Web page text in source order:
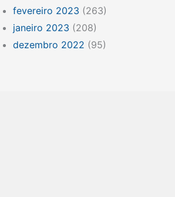
fevereiro 2023 (263)
janeiro 2023 (208)
dezembro 2022 (95)